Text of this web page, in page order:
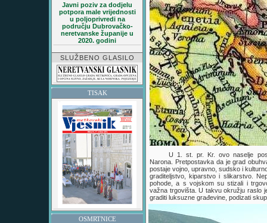
Javni poziv za dodjelu
potpora male vrijednosti
u poljoprivredi na
području Dubrovačko-
neretvanske županije u
2020. godini
SLUŽBENO GLASILO
TISAK
OSMRTNICE
U 1. st. pr. Kr. ovo naselje
Narona. Pretpostavka da je grad
postaje vojno, upravno, sudsko i
graditeljstvo, kiparstvo i slikarstvo.
pohode, a s vojskom su stizali i
važna trgovišta. U takvu okružju raslo
graditi luksuzne građevine, podizati